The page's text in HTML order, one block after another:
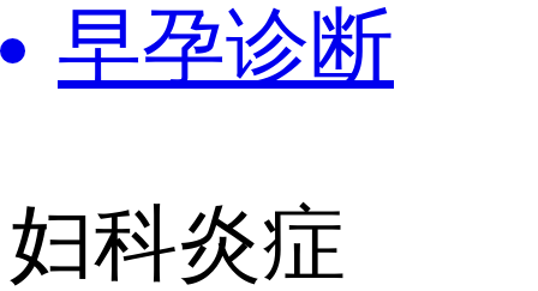
早孕诊断
妇科炎症